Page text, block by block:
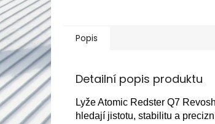
Popis
Detailní popis produktu
Lyže Atomic Redster Q7
hledají jistotu, stabilitu a